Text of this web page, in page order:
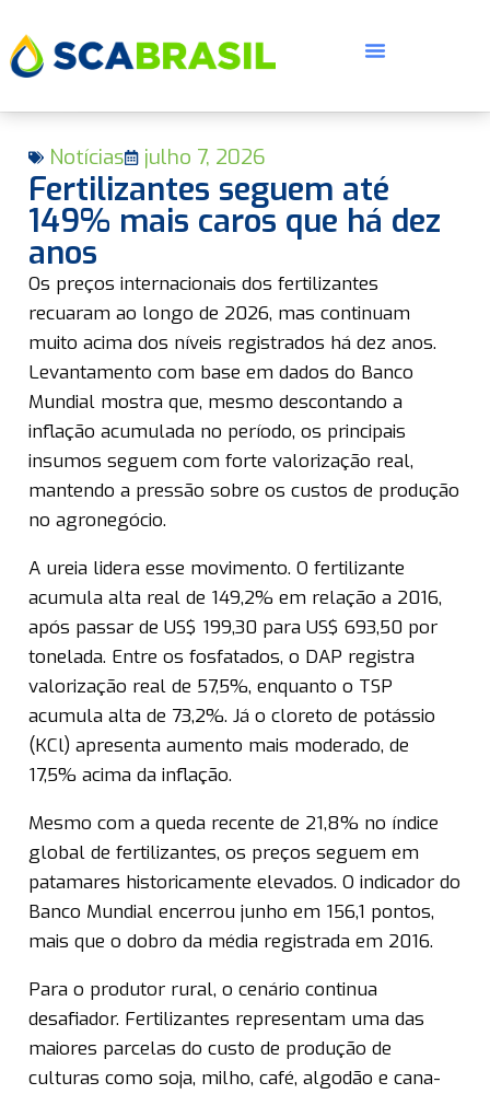
Notícias julho 7, 2026
Fertilizantes seguem até
149% mais caros que há dez
anos
Os preços internacionais dos fertilizantes
recuaram ao longo de 2026, mas continuam
muito acima dos níveis registrados há dez anos.
Levantamento com base em dados do Banco
Mundial mostra que, mesmo descontando a
inflação acumulada no período, os principais
insumos seguem com forte valorização real,
mantendo a pressão sobre os custos de produção
no agronegócio.
A ureia lidera esse movimento. O fertilizante
acumula alta real de 149,2% em relação a 2016,
após passar de US$ 199,30 para US$ 693,50 por
tonelada. Entre os fosfatados, o DAP registra
valorização real de 57,5%, enquanto o TSP
acumula alta de 73,2%. Já o cloreto de potássio
(KCl) apresenta aumento mais moderado, de
17,5% acima da inflação.
Mesmo com a queda recente de 21,8% no índice
global de fertilizantes, os preços seguem em
patamares historicamente elevados. O indicador do
Banco Mundial encerrou junho em 156,1 pontos,
mais que o dobro da média registrada em 2016.
Para o produtor rural, o cenário continua
desafiador. Fertilizantes representam uma das
maiores parcelas do custo de produção de
culturas como soja, milho, café, algodão e cana-